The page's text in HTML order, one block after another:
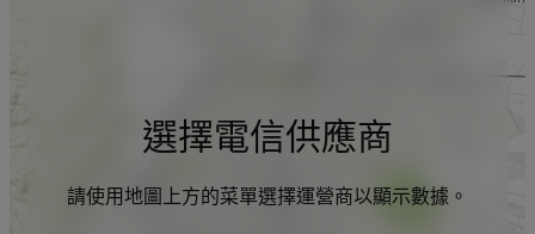
選擇電信供應商
請使用地圖上方的菜單選擇運營商以顯示數據。